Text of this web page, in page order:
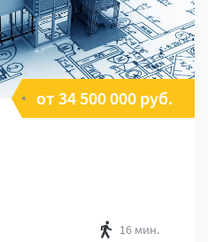
от 34 500 000 руб.
16 мин.